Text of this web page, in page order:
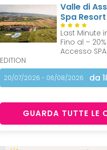
Valle di
Spa Resort
Last Minute in
Fino al –
Accesso SPA
EDITION
20/07/2026 - 06/08/2026 da
GUARDA TUTTE LE